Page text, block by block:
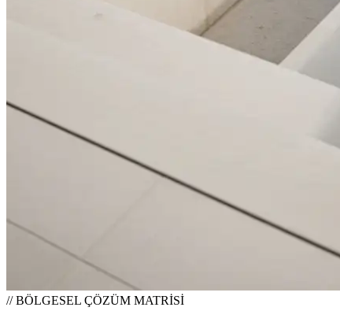
// BÖLGESEL ÇÖZÜM MATRİSİ